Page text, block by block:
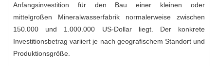
Anfangsinvestition für den Bau einer kleinen oder
mittelgroßen Mineralwasserfabrik normalerweise zwischen
150.000 und 1.000.000 US-Dollar liegt. Der konkrete
Investitionsbetrag variiert je nach geografischem Standort und
Produktionsgröße.